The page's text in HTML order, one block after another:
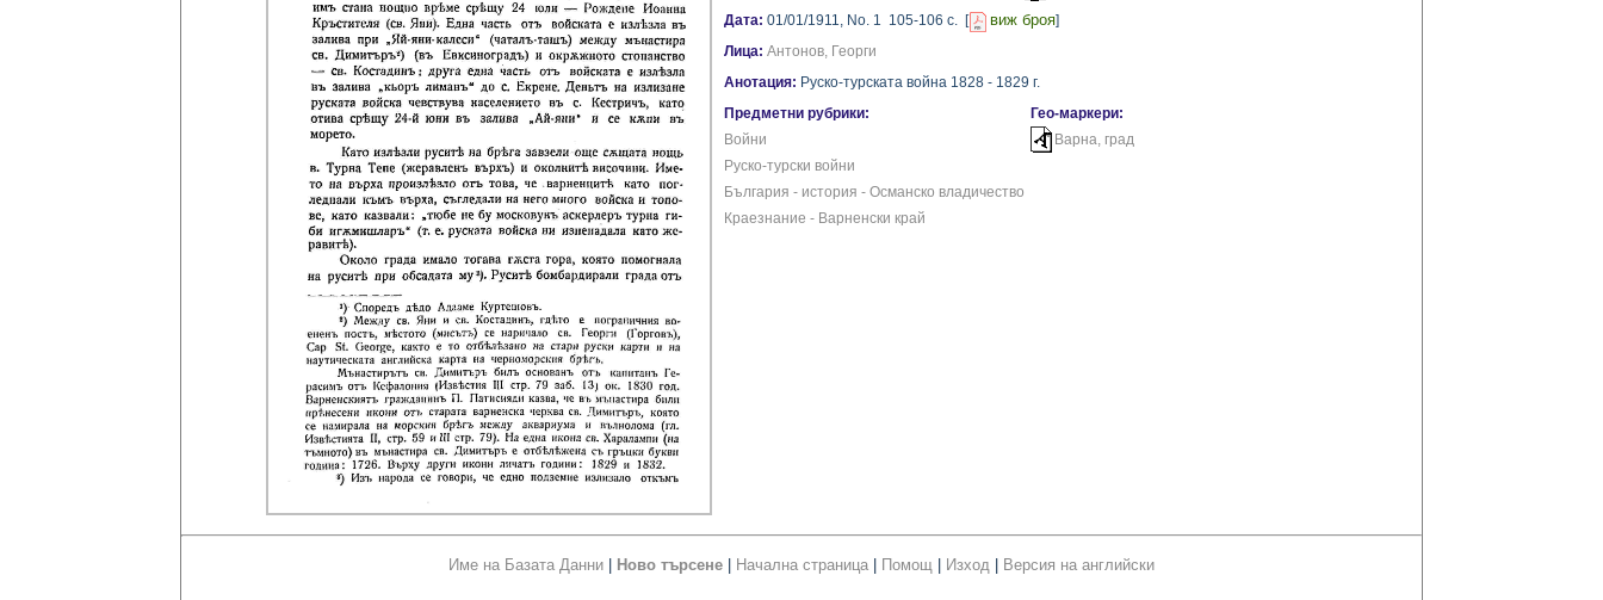
Дата: 01/01/1911, No. 1 105-106 с. [ виж броя]
Лица: Антонов, Георги
Анотация: Руско-турската война 1828 - 1829 г.
Предметни рубрики:
Войни
Руско-турски войни
България - история - Османско владичество
Краезнание - Варненски край
Гео-маркери:
Варна, град
Име на Базата Данни Ново търсене Начална страница Помощ Изход Версия на английски